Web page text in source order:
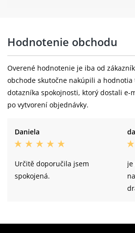
Hodnotenie obchodu
Overené hodnotenie je iba od
obchode skutočne nakúpili a hodnotia
dotazníka spokojnosti, ktorý dostali e-
po vytvorení objednávky.
Daniela
Určitě doporučila jsem
spokojená.
je